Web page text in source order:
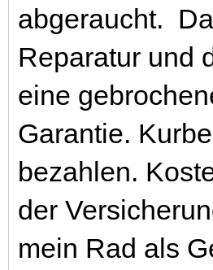
abgeraucht.
Reparatur und
eine
Garantie.
bezahlen.
der
mein Rad als